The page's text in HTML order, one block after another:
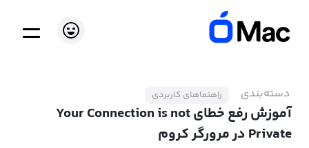
دسته‌بندی راهنماهای کاربردی
آموزش رفع خطای Your Connection is not
Private در مرورگر کروم